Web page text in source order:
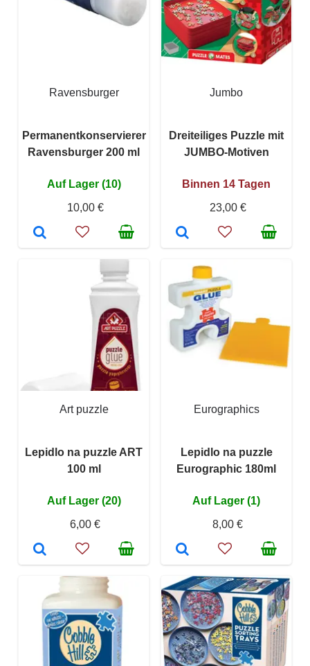
Ravensburger
Permanentkonservierer
Ravensburger 200 ml
Auf Lager (10)
10,00 €
Jumbo
Dreiteiliges Puzzle mit
JUMBO-Motiven
Binnen 14 Tagen
23,00 €
Art puzzle
Lepidlo na puzzle ART
100 ml
Auf Lager (20)
6,00 €
Eurographics
Lepidlo na puzzle
Eurographic 180ml
Auf Lager (1)
8,00 €